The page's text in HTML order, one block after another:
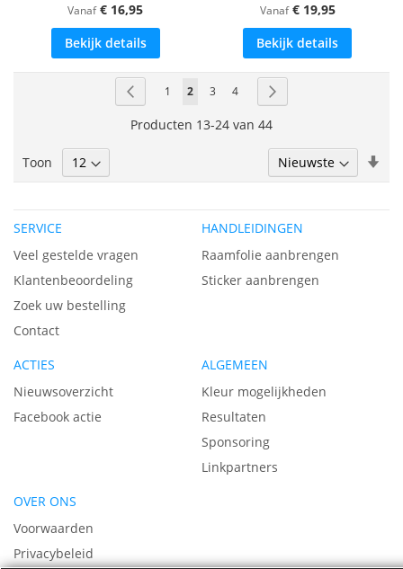
Vanaf € 16,95
Bekijk details
Vanaf € 19,95
Bekijk details
Pagina
Pagina
VorigePagina
1
U
lees
2 Pagina
3 Pagina
4
Producten 13-24 van 44
Toon
SERVICE
Veel gestelde vragen
Klantenbeoordeling
Zoek uw bestelling
Contact
HANDLEIDINGEN
Raamfolie aanbrengen
Sticker aanbrengen
ACTIES
Nieuwsoverzicht
Facebook actie
ALGEMEEN
Kleur mogelijkheden
Resultaten
Sponsoring
Linkpartners
OVER ONS
Voorwaarden
Privacybeleid